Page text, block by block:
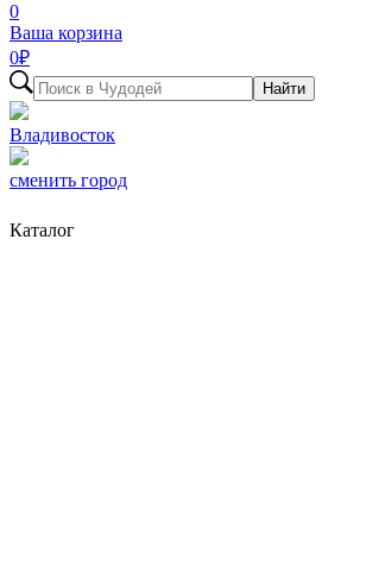
0
Ваша корзина
0₽
Найти
Владивосток
сменить город
Каталог